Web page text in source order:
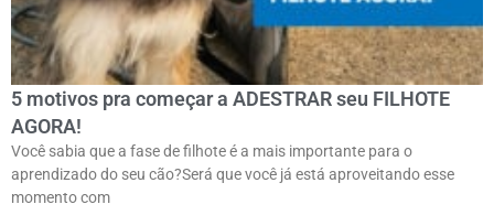
5 motivos pra começar a ADESTRAR seu FILHOTE
AGORA!
Você sabia que a fase de filhote é a mais importante para o
aprendizado do seu cão?Será que você já está aproveitando esse
momento com